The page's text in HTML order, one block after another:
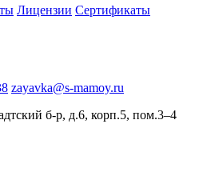
Лицензии Сертификаты
zayavka@s-mamoy.ru
б-р, д.6, корп.5, пом.3–4